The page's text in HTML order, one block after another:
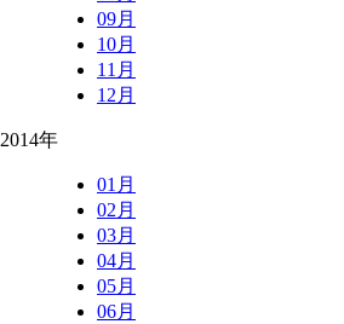
09月
10月
11月
12月
2014年
01月
02月
03月
04月
05月
06月